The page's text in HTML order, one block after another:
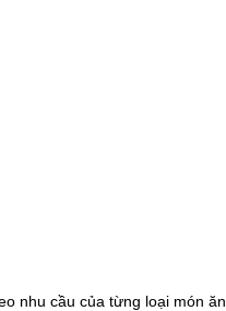
nhu cầu của từng loại món ăn.